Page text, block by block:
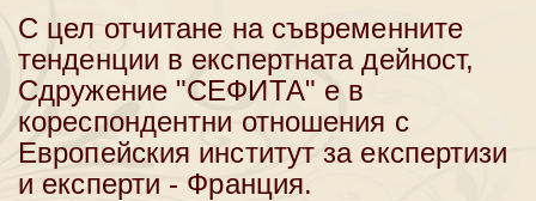
С цел отчитане на съвременните
тенденции в експертната дейност,
Сдружение "СЕФИТА" е в
кореспондентни отношения с
Европейския институт за експертизи
и експерти - Франция.